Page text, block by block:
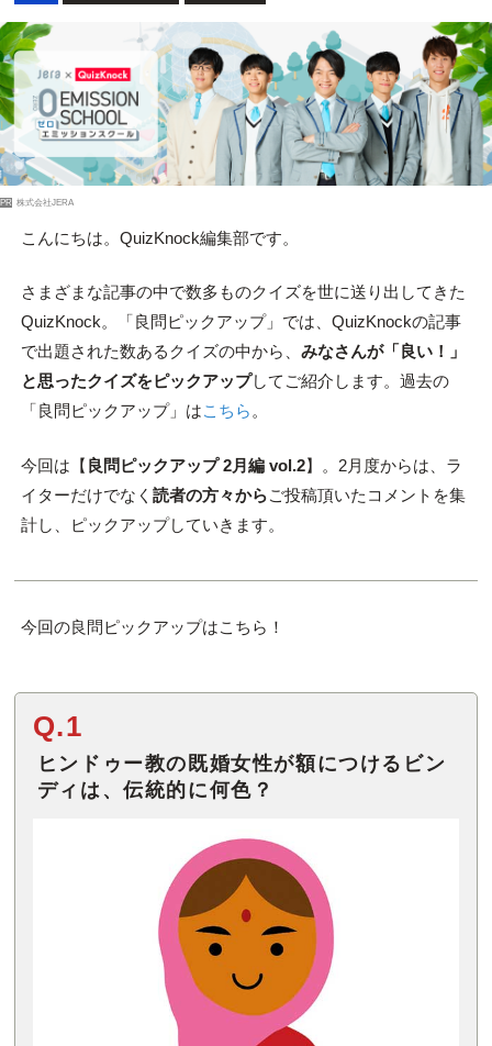
PR 株式会社JERA
こんにちは。QuizKnock編集部です。
さまざまな記事の中で数多ものクイズを世に送り出してきた
QuizKnock。「良問ピックアップ」では、QuizKnockの記事
で出題された数あるクイズの中から、 みなさんが「良い！」
と思ったクイズをピックアップしてご紹介します。過去の
「良問ピックアップ」はこちら。
今回は【 良問ピックアップ 2月編 vol.2】。2月度からは、ラ
イターだけでなく 読者の方々からご投稿頂いたコメントを集
計し、ピックアップしていきます。
今回の良問ピックアップはこちら！
Q.1
ヒンドゥー教の既婚女性が額につけるビン
ディは、伝統的に何色？